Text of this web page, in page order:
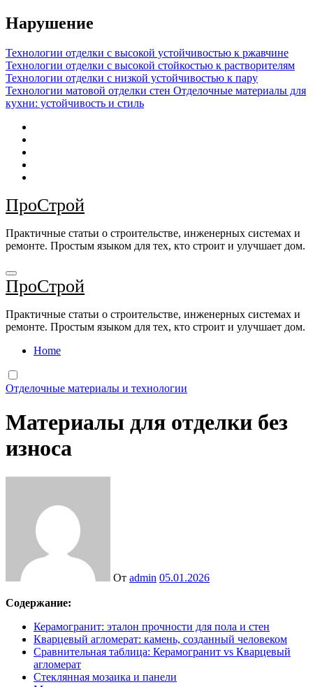
Перейти
к
Нарушение
Технологии отделки с высокой устойчивостью к ржавчине
Технологии отделки с высокой стойкостью к растворителям
Технологии отделки с низкой устойчивостью к пару
Технологии матовой отделки стен Отделочные материалы для
кухни: устойчивость и стиль
ПроСтрой
Практичные статьи о строительстве, инженерных системах и
ремонте. Простым языком для тех, кто строит и улучшает дом.
ПроСтрой
Практичные статьи о строительстве, инженерных системах и
ремонте. Простым языком для тех, кто строит и улучшает дом.
Home
Отделочные материалы и технологии
Материалы для отделки без
износа
От admin 05.01.2026
Содержание:
Керамогранит: эталон прочности для пола и стен
Кварцевый агломерат: камень, созданный человеком
Сравнительная таблица: Керамогранит vs Кварцевый
агломерат
Стеклянная мозаика и панели